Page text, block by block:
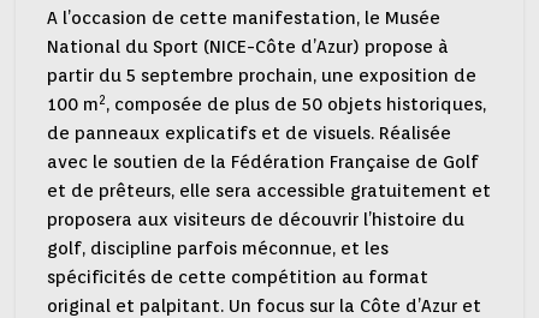
A l’occasion de cette manifestation, le Musée
National du Sport (NICE-Côte d’Azur) propose à
partir du 5 septembre prochain, une exposition de
100 m2, composée de plus de 50 objets historiques,
de panneaux explicatifs et de visuels. Réalisée
avec le soutien de la Fédération Française de Golf
et de prêteurs, elle sera accessible gratuitement et
proposera aux visiteurs de découvrir l’histoire du
golf, discipline parfois méconnue, et les
spécificités de cette compétition au format
original et palpitant. Un focus sur la Côte d’Azur et